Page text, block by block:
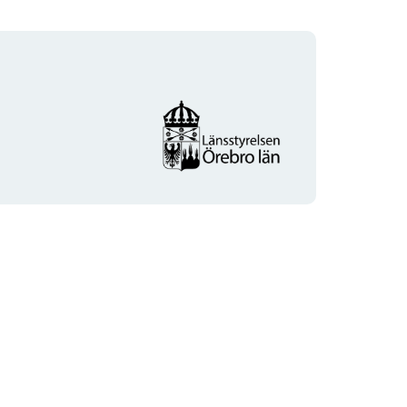
Organisationens
logotyp